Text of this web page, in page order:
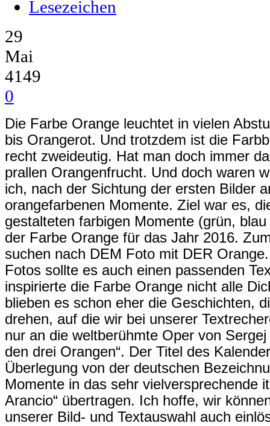
Lesezeichen
29
Mai
4149
0
Die Farbe Orange leuchtet in vielen
bis Orangerot. Und trotzdem ist die
recht zweideutig. Hat man doch immer
prallen Orangenfrucht. Und doch waren
ich, nach der Sichtung der ersten Bilder
orangefarbenen Momente. Ziel war es,
gestalteten farbigen Momente (grün,
der Farbe Orange für das Jahr 2016.
suchen nach DEM Foto mit DER
Fotos sollte es auch einen passenden
inspirierte die Farbe Orange nicht alle
blieben es schon eher die Geschichten,
drehen, auf die wir bei unserer
nur an die weltberühmte Oper von
den drei Orangen“. Der Titel des
Überlegung von der deutschen
Momente in das sehr vielversprechende
Arancio“ übertragen. Ich hoffe, wir
unserer Bild- und Textauswahl auch